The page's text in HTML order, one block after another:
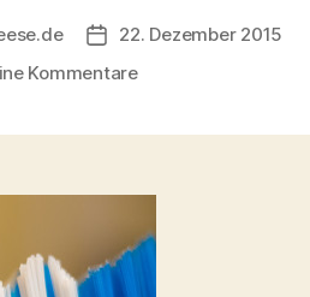
Beitragsdatum
22. Dezember 2015
Kommentarezu